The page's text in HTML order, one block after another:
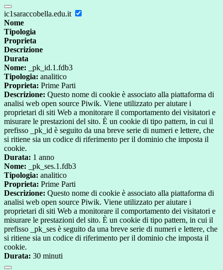
ic1saraccobella.edu.it
Nome
Tipologia
Proprieta
Descrizione
Durata
Nome: _pk_id.1.fdb3
Tipologia: analitico
Proprieta: Prime Parti
Descrizione: Questo nome di cookie è associato alla piattaforma di
analisi web open source Piwik. Viene utilizzato per aiutare i
proprietari di siti Web a monitorare il comportamento dei visitatori e
misurare le prestazioni del sito. È un cookie di tipo pattern, in cui il
prefisso _pk_id è seguito da una breve serie di numeri e lettere, che
si ritiene sia un codice di riferimento per il dominio che imposta il
cookie.
Durata: 1 anno
Nome: _pk_ses.1.fdb3
Tipologia: analitico
Proprieta: Prime Parti
Descrizione: Questo nome di cookie è associato alla piattaforma di
analisi web open source Piwik. Viene utilizzato per aiutare i
proprietari di siti Web a monitorare il comportamento dei visitatori e
misurare le prestazioni del sito. È un cookie di tipo pattern, in cui il
prefisso _pk_ses è seguito da una breve serie di numeri e lettere, che
si ritiene sia un codice di riferimento per il dominio che imposta il
cookie.
Durata: 30 minuti